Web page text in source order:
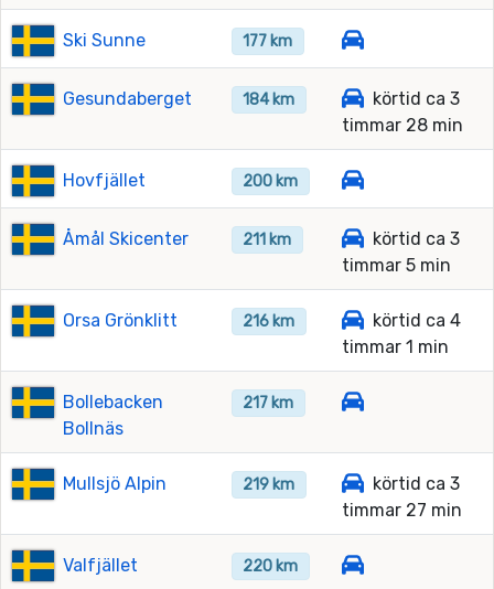
Ski Sunne 177 km
Gesundaberget 184 km
körtid ca 3
timmar 28 min
Hovfjället 200 km
Åmål Skicenter 211 km
körtid ca 3
timmar 5 min
Orsa Grönklitt 216 km
körtid ca 4
timmar 1 min
Bollebacken
Bollnäs
217 km
Mullsjö Alpin 219 km
körtid ca 3
timmar 27 min
Valfjället 220 km